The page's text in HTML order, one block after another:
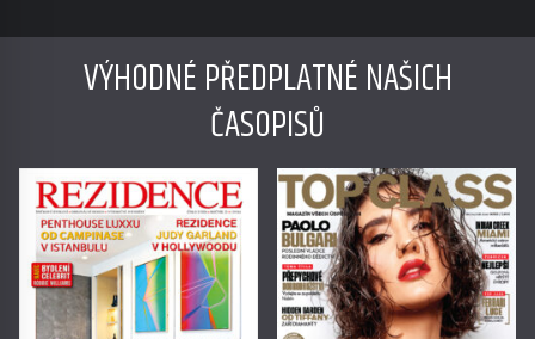
VÝHODNÉ PŘEDPLATNÉ NAŠICH
ČASOPISŮ